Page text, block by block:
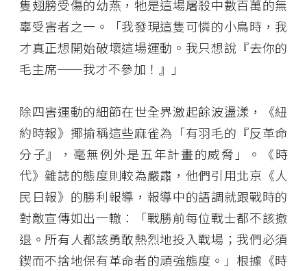
隻翅膀受傷的幼燕，牠是這場屠殺中數百萬的無
辜受害者之一。「我發現這隻可憐的小鳥時，我
才真正想開始破壞這場運動。我只想說『去你的
毛主席──我才不參加！』」
除四害運動的細節在世全界激起餘波盪漾，《紐
約時報》揶揄稱這些麻雀為「有羽毛的『反革命
分子』，毫無例外是五年計畫的威脅」。《時
代》雜誌的態度則較為嚴肅，他們引用北京《人
民日報》的勝利報導，報導中的語調就跟戰時的
對敵宣傳如出一轍：「戰勝前每位戰士都不該撤
退。所有人都該勇敢熱烈地投入戰場；我們必須
鍥而不捨地保有革命者的頑強態度。」根據《時